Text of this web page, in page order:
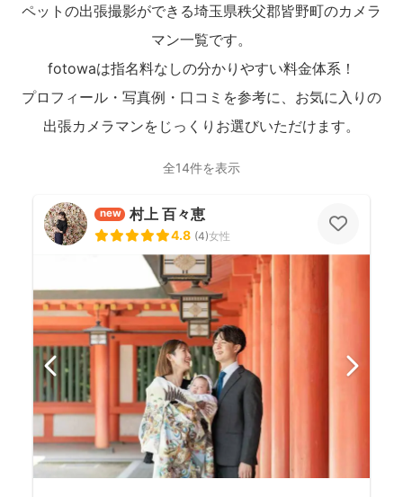
ペットの出張撮影ができる埼玉県秩父郡皆野町のカメラ
マン一覧です。
fotowaは指名料なしの分かりやすい料金体系！
プロフィール・写真例・口コミを参考に、お気に入りの
出張カメラマンをじっくりお選びいただけます。
全14件を表示
new 村上 百々恵
4.8 (4)女性